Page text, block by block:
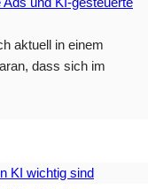
aktuell in einem
dass sich im
KI wichtig sind